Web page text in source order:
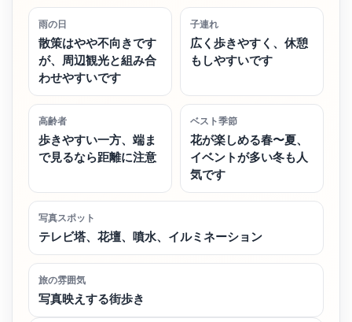
雨の日
散策はやや不向きです
が、周辺観光と組み合
わせやすいです
子連れ
広く歩きやすく、休憩
もしやすいです
高齢者
歩きやすい一方、端ま
で見るなら距離に注意
ベスト季節
花が楽しめる春〜夏、
イベントが多い冬も人
気です
写真スポット
テレビ塔、花壇、噴水、イルミネーション
旅の雰囲気
写真映えする街歩き